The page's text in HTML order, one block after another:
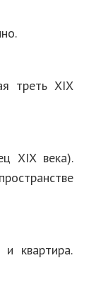
треть XIX
XIX века).
квартира.